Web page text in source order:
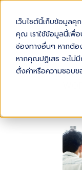
เว็บไซต์นี้เก็บข้อมูลคุ
คุณ เราใช้ข้อมูลนี้เพื่อ
ช่องทางอื่นๆ หากต้อ
หากคุณปฏิเสธ จะไม่
ตั้งค่าหรือความชอบ